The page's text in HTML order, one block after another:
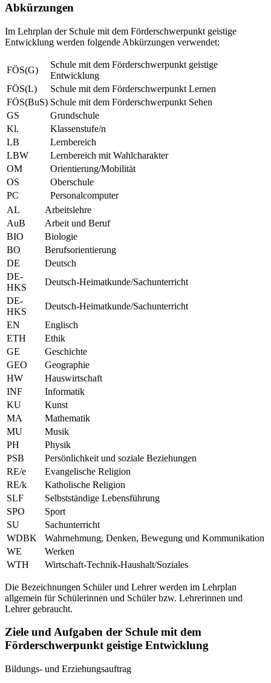
Abkürzungen
Im Lehrplan der Schule mit dem Förderschwerpunkt geistige
Entwicklung werden folgende Abkürzungen verwendet:
FÖS(G)
Schule mit dem Förderschwerpunkt geistige
Entwicklung
FÖS(L)
Schule mit dem Förderschwerpunkt Lernen
FÖS(BuS) Schule mit dem Förderschwerpunkt Sehen
GS
Grundschule
Kl.
Klassenstufe/n
LB
Lernbereich
LBW
Lernbereich mit Wahlcharakter
OM
Orientierung/Mobilität
OS
Oberschule
PC
Personalcomputer
AL
Arbeitslehre
AuB
Arbeit und Beruf
BIO
Biologie
BO
Berufsorientierung
DE
Deutsch
DE-
HKS
Deutsch-Heimatkunde/Sachunterricht
DE-
HKS
Deutsch-Heimatkunde/Sachunterricht
EN
Englisch
ETH
Ethik
GE
Geschichte
GEO
Geographie
HW
Hauswirtschaft
INF
Informatik
KU
Kunst
MA
Mathematik
MU
Musik
PH
Physik
PSB
Persönlichkeit und soziale Beziehungen
RE/e
Evangelische Religion
RE/k
Katholische Religion
SLF
Selbstständige Lebensführung
SPO
Sport
SU
Sachunterricht
WDBK
Wahrnehmung, Denken, Bewegung und Kommunikation
WE
Werken
WTH
Wirtschaft-Technik-Haushalt/Soziales
Die Bezeichnungen Schüler und Lehrer werden im Lehrplan
allgemein für Schülerinnen und Schüler bzw. Lehrerinnen und
Lehrer gebraucht.
Ziele und Aufgaben der Schule mit dem
Förderschwerpunkt geistige Entwicklung
Bildungs- und Erziehungsauftrag